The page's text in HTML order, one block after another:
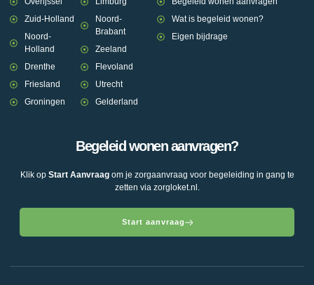
Zuid-Holland
Noord-
Holland
Drenthe
Friesland
Groningen
Noord-
Brabant
Zeeland
Flevoland
Utrecht
Gelderland
Wat is begeleid wonen?
Eigen bijdrage
Begeleid wonen aanvragen?
Klik op Start Aanvraagom je zorgaanvraag voor begeleiding in gang te
zetten via zorgloket.nl.
Start aanvraag